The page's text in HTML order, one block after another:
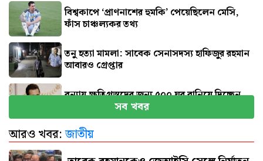
বিশ্বকাপে ‘প্রাণনাশের হুমকি’ পেয়েছিলেন মেসি,
ফাঁস চাঞ্চল্যকর তথ্য
তনু হত্যা মামলা: সাবেক সেনাসদস্য হাফিজুর রহমান
আবারও গ্রেপ্তার
বন্যায় ক্ষতিগ্রস্তদের জন্য ৫০০ ঘর বানিয়ে দিচ্ছেন
নাটোরে বিমানমন্ত্রী ও হুইপের পথসভা থেকে উদ্ধার
সব খবর
আরও খবর:জাতীয়